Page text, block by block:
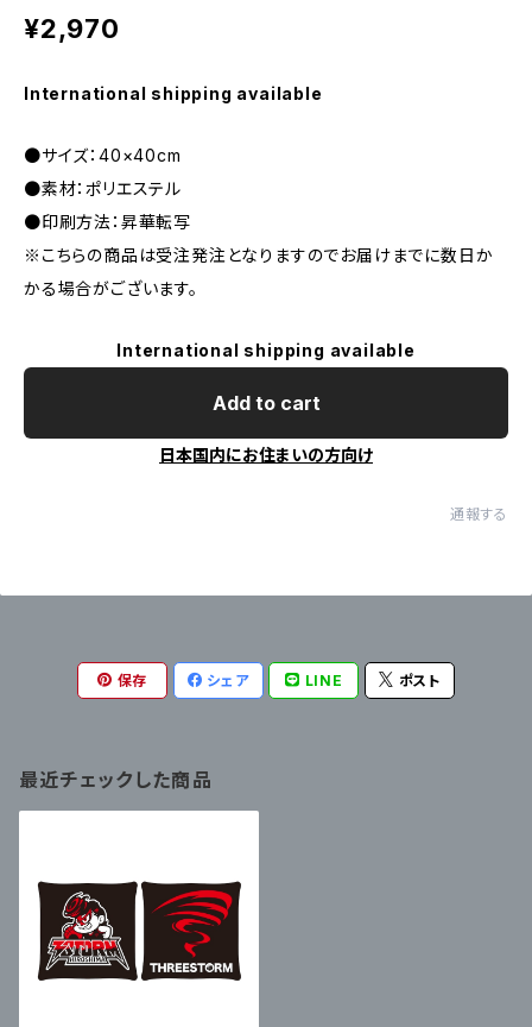
¥2,970
International shipping available
●サイズ：40×40cm
●素材：ポリエステル
●印刷方法：昇華転写
※こちらの商品は受注発注となりますのでお届けまでに数日か
かる場合がございます。
International shipping available
Add to cart
日本国内にお住まいの方向け
通報する
保存 シェア LINE ポスト
最近チェックした商品